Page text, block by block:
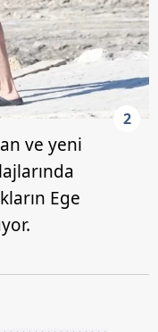
2
ve yeni
Ege